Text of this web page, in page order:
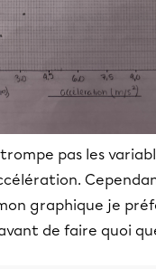
pas les
graphique je
de faire quoi